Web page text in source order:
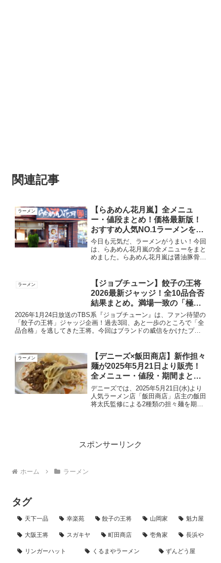
関連記事
ラーメン
【らあめん花月嵐】全メニュ
ー・値段まとめ！価格最新版！
おすすめ人気NO.1ラーメンをレ
ビュー！
今日も元気だ、ラーメンがうまい！今回
は、らあめん花月嵐の全メニューをまと
めました。らあめん花月嵐は醤油豚骨ラ
るラーメンチェーン店です。実際に食べ
てみた感想やおすすめメ...
ラーメン
【ジョブチューン】餃子の王将
2026最新ジャッジ！全10品合否
結果まとめ。満場一致の「極
王」はどれ？
2026年1月24日放送のTBS系『ジョブチューン』は、ファン待望の
「餃子の王将」ジャッジ企画！過去3回、あと一歩のところで「全
品合格」を逃してきた王将。今回はブランドの威信をかけたプレ
ラーメン
【デニーズ×飯田商店】新作担々
麺が2025年5月21日より販売！
全メニュー・値段・期間まと
め！
デニーズでは、2025年5月21日(水)より
人気ラーメン店「飯田商店」店主の飯田
将太氏監修による2種類の担々麺を期間
スポンサーリンク
ホーム ラーメン
タグ
天下一品 幸楽苑 餃子の王将 山岡家 魁力屋
大阪王将 スガキヤ 町田商店 壱角家 長浜や
リンガーハット くるまやラーメン ずんどう屋